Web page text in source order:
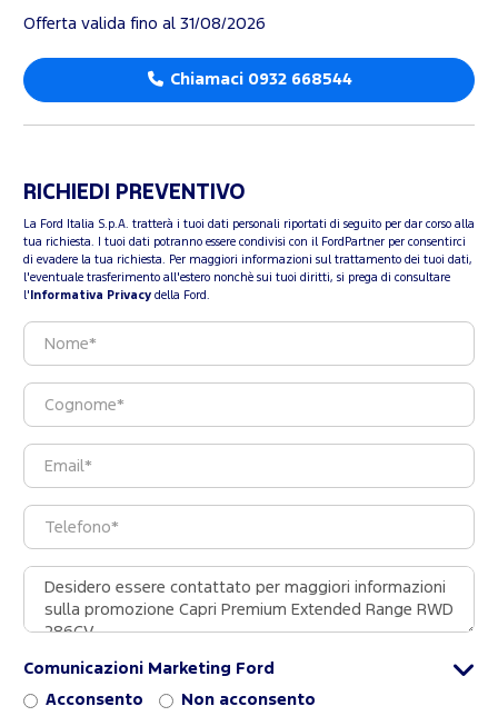
Offerta valida fino al 31/08/2026
Chiamaci 0932 668544
RICHIEDI PREVENTIVO
La Ford Italia S.p.A. tratterà i tuoi dati personali riportati di seguito per dar corso alla
tua richiesta. I tuoi dati potranno essere condivisi con il FordPartner per consentirci
di evadere la tua richiesta. Per maggiori informazioni sul trattamento dei tuoi dati,
l'eventuale trasferimento all'estero nonchè sui tuoi diritti, si prega di consultare
l' Informativa Privacy della Ford.
Comunicazioni Marketing Ford
Acconsento Non acconsento